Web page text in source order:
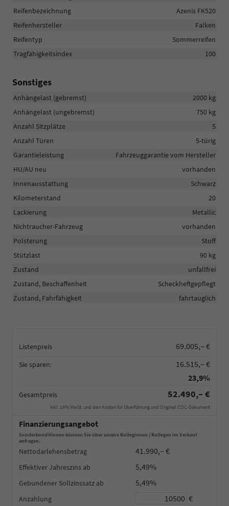
Listenpreis 69.005,– €
Sie sparen:
16.515,– €
23,9%
Gesamtpreis 52.490,– €
inkl. 19% MwSt. und den Kosten für Überführung und Original COC-Dokument
Finanzierungsangebot
Sonderkonditionen können Sie über unsere Kolleginnen / Kollegen im Verkauf
anfragen.
Nettodarlehensbetrag 41.990,– €
Effektiver Jahreszins 5,49%
Gebundener Sollzinssatz 5,49%
Anzahlung €
Reifenbezeichnung
Azenis FK520
Reifenhersteller
Falken
Reifentyp
Sommerreifen
Tragfähigkeitsindex
100
Sonstiges
Anhängelast (gebremst)
2000 kg
Anhängelast (ungebremst)
750 kg
Anzahl Sitzplätze
5
Anzahl Türen
5-türig
Garantieleistung
Fahrzeuggarantie vom Hersteller
HU/AU neu
vorhanden
Innenausstattung
Schwarz
Kilometerstand
20
Lackierung
Metallic
Nichtraucher-Fahrzeug
vorhanden
Polsterung
Stoff
Stützlast
90 kg
Zustand
unfallfrei
Zustand, Beschaffenheit
Scheckheftgepflegt
Zustand, Fahrfähigkeit
fahrtauglich